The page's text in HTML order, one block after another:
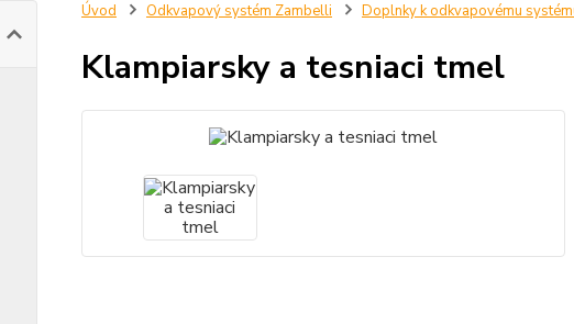
Úvod Odkvapový systém Zambelli Doplnky k odkvapovému
Klampiarsky a tesniaci tmel